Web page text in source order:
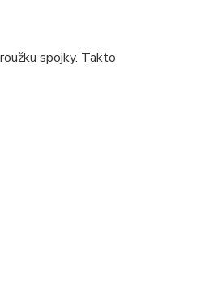
spojky. Takto